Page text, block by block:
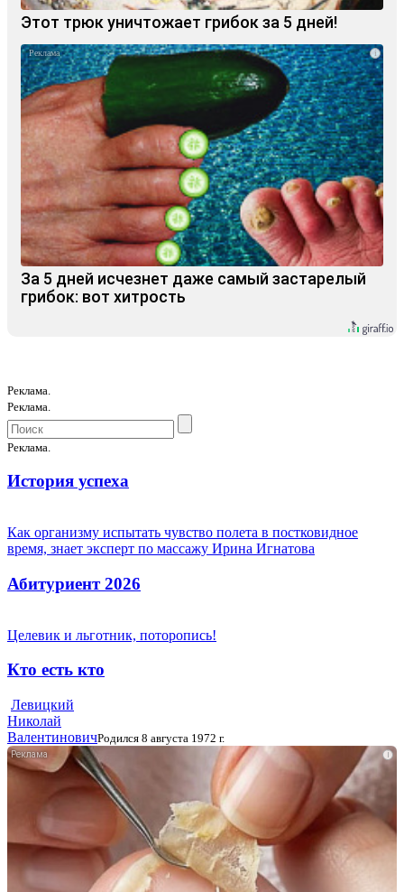
Этот трюк уничтожает грибок за 5 дней!
i
За 5 дней исчезнет даже самый застарелый
грибок: вот хитрость
Реклама.
Реклама.
Реклама.
История успеха
Как организму испытать чувство полета в постковидное
время, знает эксперт по массажу Ирина Игнатова
Абитуриент 2026
Целевик и льготник, поторопись!
Кто есть кто
Левицкий
Николай
ВалентиновичРодился 8 августа 1972 г.
i